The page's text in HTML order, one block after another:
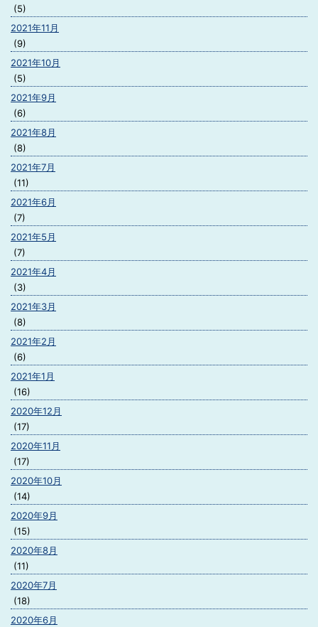
(5)
2021年11月
(9)
2021年10月
(5)
2021年9月
(6)
2021年8月
(8)
2021年7月
(11)
2021年6月
(7)
2021年5月
(7)
2021年4月
(3)
2021年3月
(8)
2021年2月
(6)
2021年1月
(16)
2020年12月
(17)
2020年11月
(17)
2020年10月
(14)
2020年9月
(15)
2020年8月
(11)
2020年7月
(18)
2020年6月